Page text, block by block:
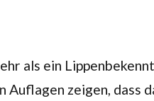
als ein
zeigen, dass